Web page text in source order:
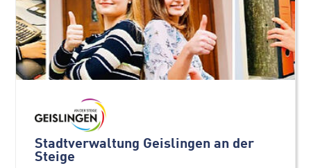
Stadtverwaltung Geislingen an der
Steige